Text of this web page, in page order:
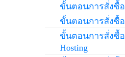
ขั้นตอนการสั่งซื้อ
ขั้นตอนการสั่งซื้อ
ขั้นตอนการสั่งซื้อ
Hosting